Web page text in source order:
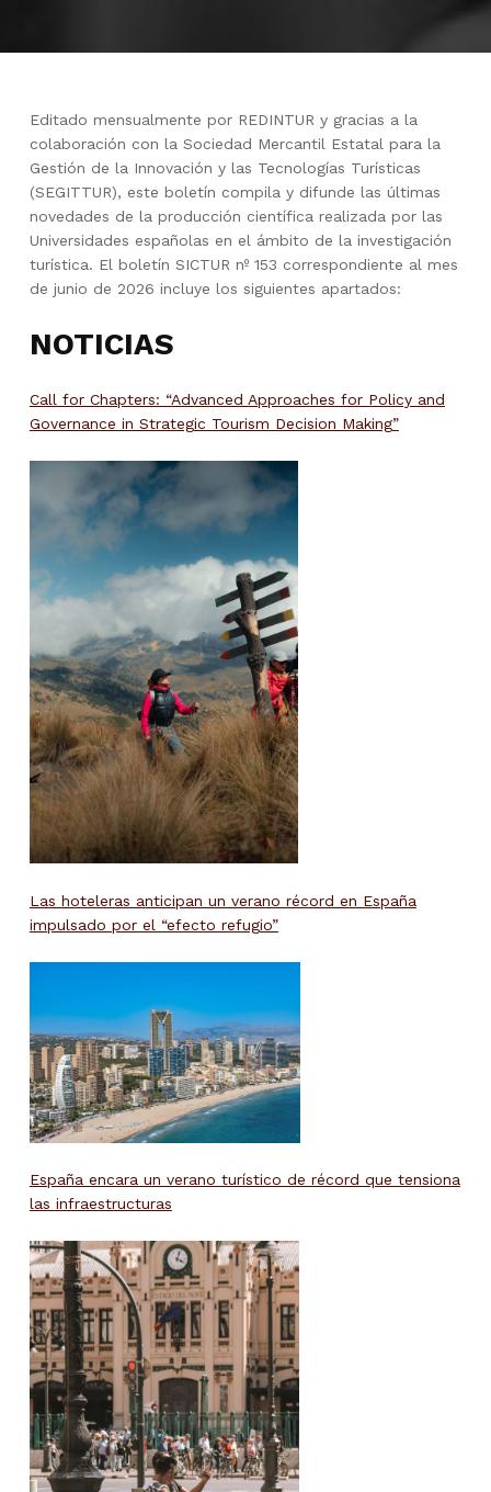
Editado mensualmente por REDINTUR y gracias a la
colaboración con la Sociedad Mercantil Estatal para la
Gestión de la Innovación y las Tecnologías Turísticas
(SEGITTUR), este boletín compila y difunde las últimas
novedades de la producción científica realizada por las
Universidades españolas en el ámbito de la investigación
turística. El boletín SICTUR nº 153 correspondiente al mes
de junio de 2026 incluye los siguientes apartados:
NOTICIAS
Call for Chapters: “Advanced Approaches for Policy and
Governance in Strategic Tourism Decision Making”
Las hoteleras anticipan un verano récord en España
impulsado por el “efecto refugio”
España encara un verano turístico de récord que tensiona
las infraestructuras